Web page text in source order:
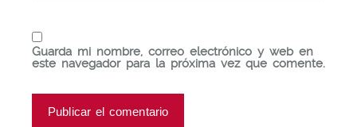
Guarda mi nombre, correo electrónico y web en
este navegador para la próxima vez que comente.